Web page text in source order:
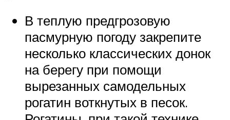
В теплую предгрозовую
пасмурную погоду закрепите
несколько классических донок
на берегу при помощи
вырезанных самодельных
рогатин воткнутых в песок.